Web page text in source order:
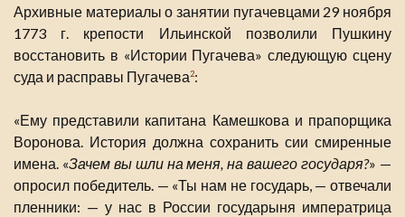
Архивные материалы о занятии пугачевцами 29 ноября
1773 г. крепости Ильинской позволили Пушкину
восстановить в «Истории Пугачева» следующую сцену
суда и расправы Пугачева2:
«Ему представили капитана Камешкова и прапорщика
Воронова. История должна сохранить сии смиренные
имена. «Зачем вы шли на меня, на вашего государя?» —
опросил победитель. — «Ты нам не государь, — отвечали
пленники: — у нас в России государыня императрица